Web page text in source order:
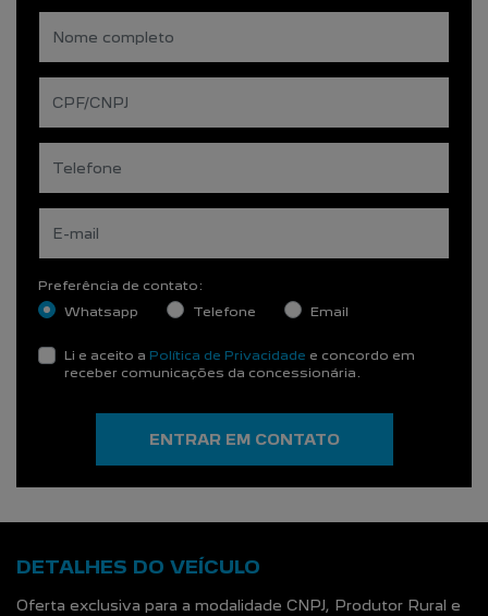
Preferência de contato:
Whatsapp
Telefone Email
Li e aceito a Política de Privacidade e concordo em
receber comunicações da concessionária.
ENTRAR EM CONTATO
DETALHES DO VEÍCULO
Oferta exclusiva para a modalidade CNPJ, Produtor Rural e